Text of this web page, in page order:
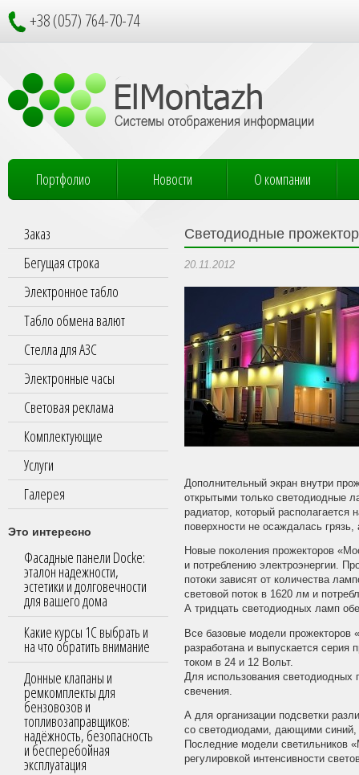
+38 (057) 764-70-74
Портфолио Новости О компании
Заказ
Бегущая строка
Электронное табло
Табло обмена валют
Стелла для АЗС
Электронные часы
Световая реклама
Комплектующие
Услуги
Галерея
Это интересно
Фасадные панели Docke:
эталон надежности,
эстетики и долговечности
для вашего дома
Какие курсы 1С выбрать и
на что обратить внимание
Донные клапаны и
ремкомплекты для
бензовозов и
топливозаправщиков:
надёжность, безопасность
и бесперебойная
эксплуатация
Светодиодные
20.11.2012
Дополнительный экран внутри
открытыми только светодиодные
радиатор, который располагается
поверхности не осаждалась
Новые поколения прожекторов
и потреблению электроэнергии.
потоки зависят от количества
световой поток в 1620 лм и
А тридцать светодиодных ламп
Все базовые модели прожекторов
разработана и выпускается серия
током в 24 и 12 Вольт.
Для использования светодиодных
свечения.
А для организации подсветки
со светодиодами, дающими
Последние модели светильников
регулировкой интенсивности